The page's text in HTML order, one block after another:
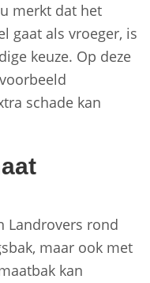
merkt dat het
gaat als vroeger, is
keuze. Op deze
schade kan
Landrovers rond
maar ook met
kan